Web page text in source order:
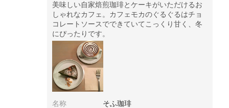
美味しい自家焙煎珈琲とケーキがいただけるお
しゃれなカフェ。カフェモカのぐるぐるはチョ
コレートソースでできていてこっくり甘く、冬
にぴったりです。
名称
そふ珈琲